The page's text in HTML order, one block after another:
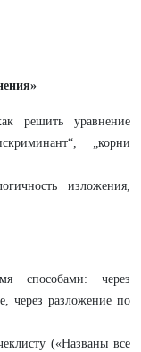
решить уравнение
„корни
изложения,
способами: через
через разложение по
(«Названы все